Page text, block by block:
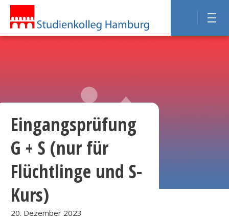
Eingangsprüfung
G + S (nur für
Flüchtlinge und S-
Kurs)
20. Dezember 2023